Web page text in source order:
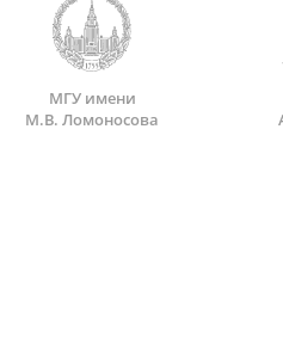
МГУ имени
М.В. Ломоносова